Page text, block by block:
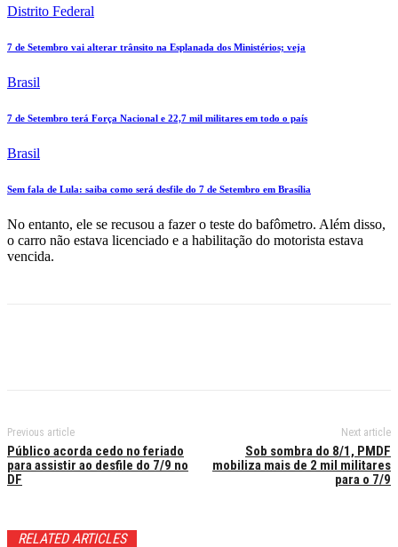
Distrito Federal
7 de Setembro vai alterar trânsito na Esplanada dos Ministérios; veja
Brasil
7 de Setembro terá Força Nacional e 22,7 mil militares em todo o país
Brasil
Sem fala de Lula: saiba como será desfile do 7 de Setembro em Brasília
No entanto, ele se recusou a fazer o teste do bafômetro. Além disso,
o carro não estava licenciado e a habilitação do motorista estava
vencida.
Previous article
Público acorda cedo no feriado
para assistir ao desfile do 7/9 no
DF
Next article
Sob sombra do 8/1, PMDF
mobiliza mais de 2 mil militares
para o 7/9
RELATED ARTICLES